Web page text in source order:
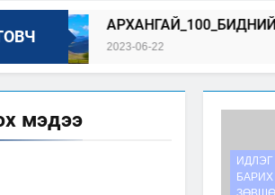
АРХАНГАЙ_100_БИДНИЙ_ОРОЛЦОО
2023-06-22
мэдээ
БАРИХ